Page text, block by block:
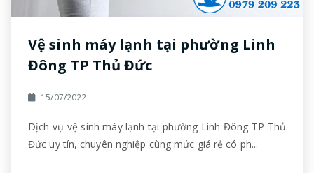
Vệ sinh máy lạnh tại phường Linh
Đông TP Thủ Đức
15/07/2022
Dịch vụ vệ sinh máy lạnh tại phường Linh Đông TP Thủ
Đức uy tín, chuyên nghiệp cùng mức giá rẻ có ph...